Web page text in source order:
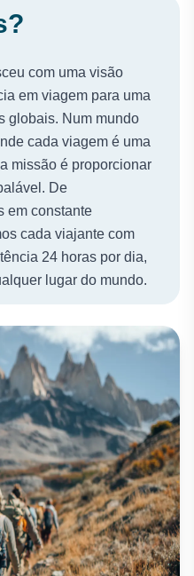
com uma visão
em viagem para uma
globais. Num mundo
cada viagem é uma
missão é proporcionar
De
em constante
cada viajante com
24 horas por dia,
lugar do mundo.